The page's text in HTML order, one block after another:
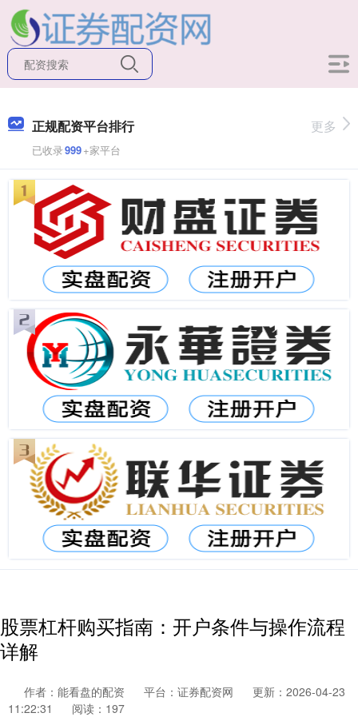
正规配资平台排行
已收录999+家平台
更多
股票杠杆购买指南：开户条件与操作流程
详解
作者：能看盘的配资 平台：证券配资网
更新：2026-04-23
11:22:31
阅读：197